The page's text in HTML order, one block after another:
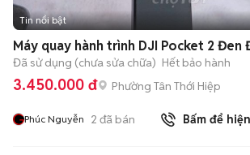
Tin nổi bật
Máy quay hành trình DJI Pocket 2 Đen
Đã sử dụng (chưa sửa chữa) Hết bảo hành
3.450.000 đ Phường Tân Thới Hiệp
Phúc Nguyễn 2 đã bán Bấm để